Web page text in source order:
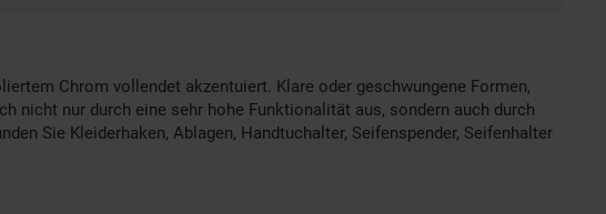
Chrom vollendet akzentuiert. Klare oder geschwungene Formen,
nicht nur durch eine sehr hohe Funktionalität aus, sondern auch durch
Sie Kleiderhaken, Ablagen, Handtuchalter, Seifenspender, Seifenhalter